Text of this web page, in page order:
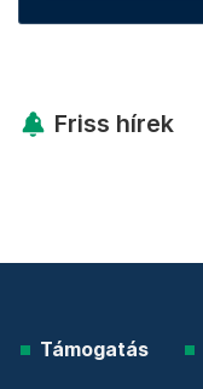
Friss hírek
Támogatás